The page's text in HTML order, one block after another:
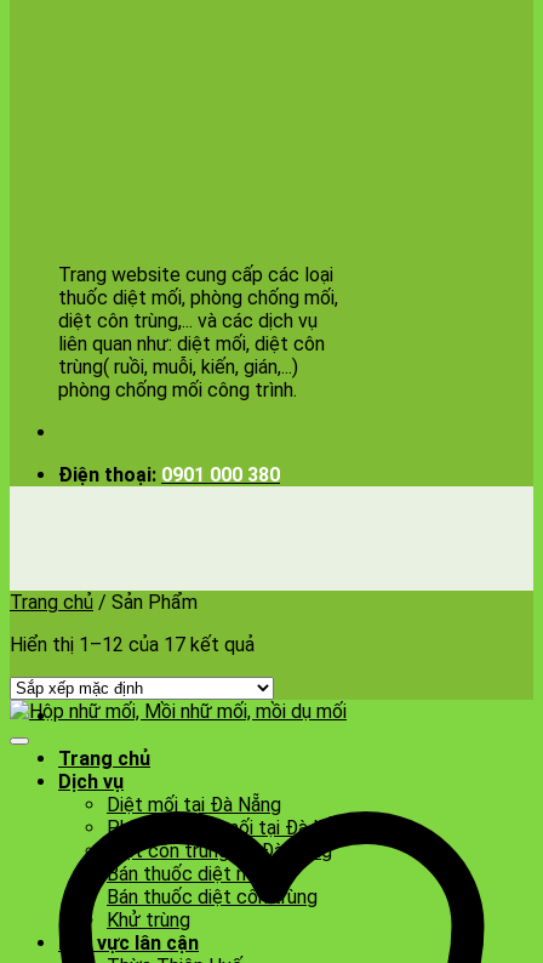
Trang website cung cấp các loại
thuốc diệt mối, phòng chống mối,
diệt côn trùng,... và các dịch vụ
liên quan như: diệt mối, diệt côn
trùng( ruồi, muỗi, kiến, gián,...)
phòng chống mối công trình.
Điện thoại: 0901 000 380
Trang chủ
Dịch vụ
Diệt mối tại Đà Nẵng
Phòng chống mối tại Đà Nẵng
Diệt côn trùng tại Đà Nẵng
Bán thuốc diệt mối
Bán thuốc diệt côn trùng
Khử trùng
Khu vực lân cận
Trang chủ / Sản Phẩm
Hiển thị 1–12 của 17 kết quả